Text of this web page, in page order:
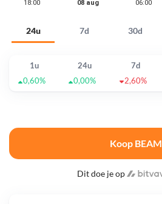
24u 7d 30d
Koop BEAM
Dit doe je op
1u 24u 7d
0,60%
0,00% 2,60%